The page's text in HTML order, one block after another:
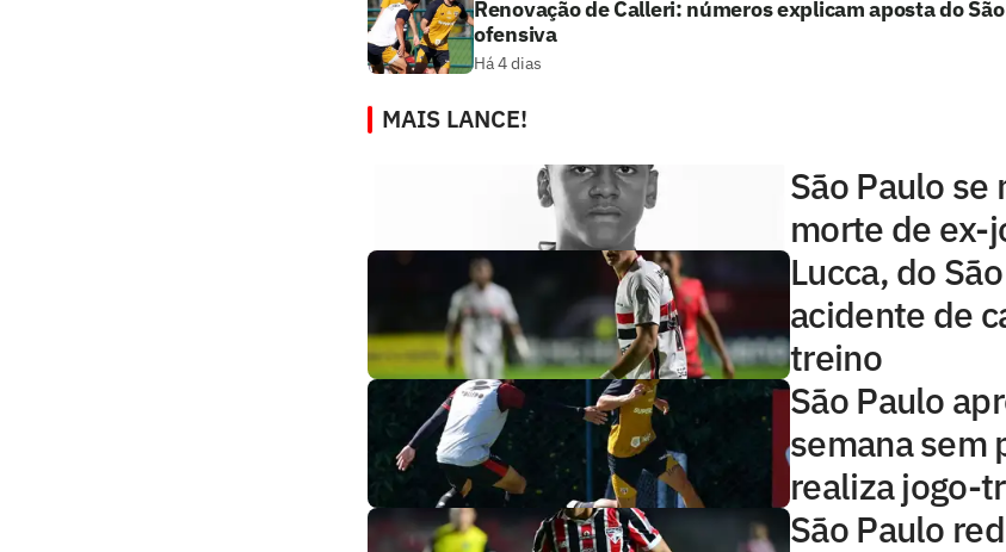
Renovação de Calleri: números explicam aposta do
ofensiva
Há 4 dias
MAIS LANCE!
São Paulo
morte de ex-
Lucca, do
acidente de
treino
São Paulo
semana sem
realiza jogo-
São Paulo